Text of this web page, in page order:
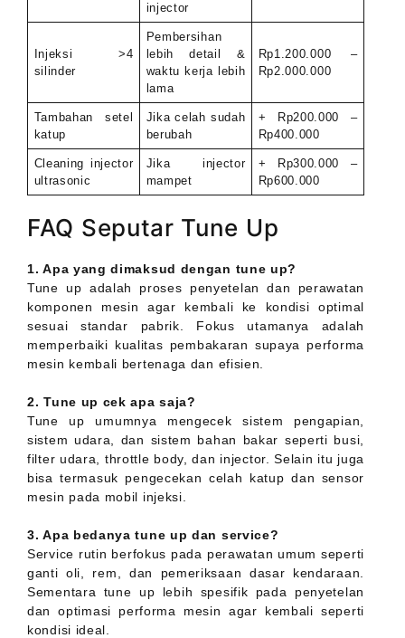
injector
Injeksi >4
silinder
Pembersihan
lebih detail &
waktu kerja lebih
lama
Rp1.200.000 –
Rp2.000.000
Tambahan setel
katup
Jika celah sudah
berubah
+ Rp200.000 –
Rp400.000
Cleaning injector
ultrasonic
Jika injector
mampet
+ Rp300.000 –
Rp600.000
FAQ Seputar Tune Up
1. Apa yang dimaksud dengan tune up?
Tune up adalah proses penyetelan dan perawatan
komponen mesin agar kembali ke kondisi optimal
sesuai standar pabrik. Fokus utamanya adalah
memperbaiki kualitas pembakaran supaya performa
mesin kembali bertenaga dan efisien.
2. Tune up cek apa saja?
Tune up umumnya mengecek sistem pengapian,
sistem udara, dan sistem bahan bakar seperti busi,
filter udara, throttle body, dan injector. Selain itu juga
bisa termasuk pengecekan celah katup dan sensor
mesin pada mobil injeksi.
3. Apa bedanya tune up dan service?
Service rutin berfokus pada perawatan umum seperti
ganti oli, rem, dan pemeriksaan dasar kendaraan.
Sementara tune up lebih spesifik pada penyetelan
dan optimasi performa mesin agar kembali seperti
kondisi ideal.